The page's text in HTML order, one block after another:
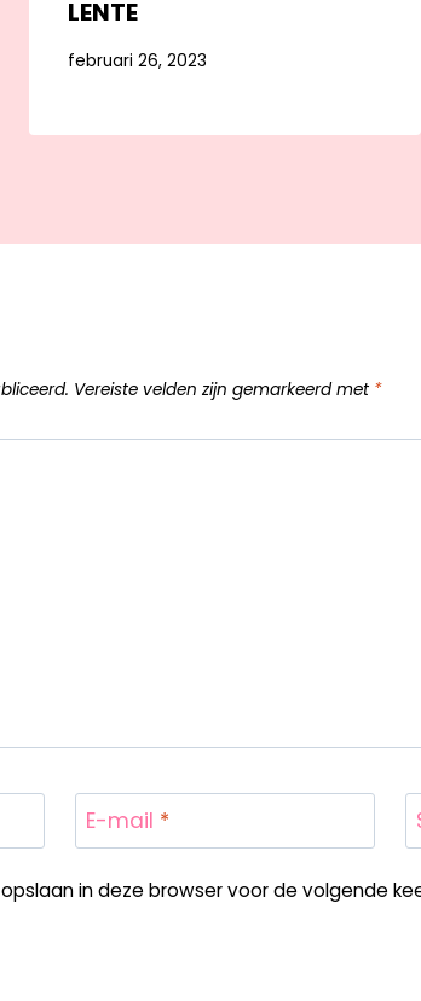
LENTE
februari 26, 2023
Vereiste velden zijn gemarkeerd met *
E-mail *
in deze browser voor de volgende